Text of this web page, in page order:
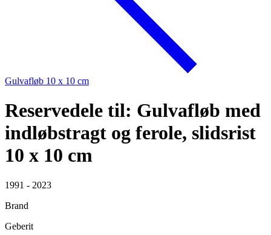
Gulvafløb 10 x 10 cm
Reservedele til: Gulvafløb med
indløbstragt og ferole, slidsrist
10 x 10 cm
1991 - 2023
Brand
Geberit